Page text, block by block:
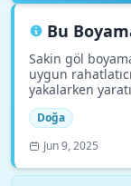
Bu
Sakin göl
uygun
yakalarken
Doğa
Jun 9, 2025